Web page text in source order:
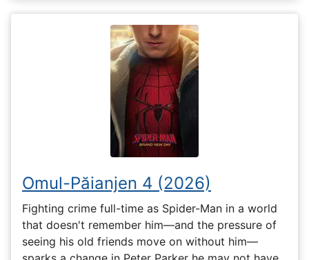
Omul-Păianjen 4 (2026)
Fighting crime full-time as Spider-Man in a world
that doesn't remember him—and the pressure of
seeing his old friends move on without him—